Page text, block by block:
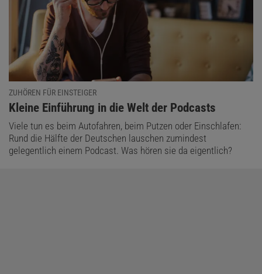
ZUHÖREN FÜR EINSTEIGER
:
Kleine Einführung in die Welt der Podcasts
Viele tun es beim Autofahren, beim Putzen oder Einschlafen:
Rund die Hälfte der Deutschen lauschen zumindest
gelegentlich einem Podcast. Was hören sie da eigentlich?